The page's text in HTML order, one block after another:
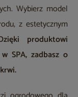
Wybierz model
z estetycznym
produktowi
SPA, zadbasz o